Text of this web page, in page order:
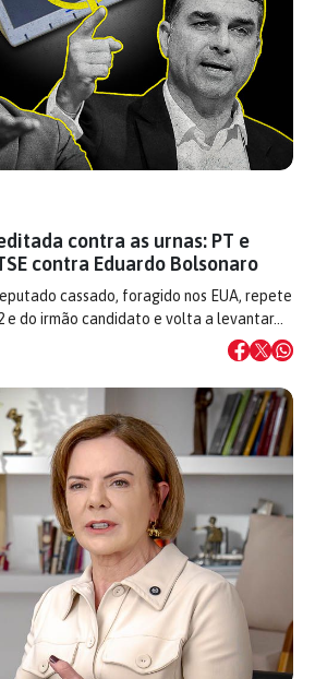
contra as urnas: PT e
contra Eduardo Bolsonaro
cassado, foragido nos EUA, repete
e do irmão candidato e volta a levantar…